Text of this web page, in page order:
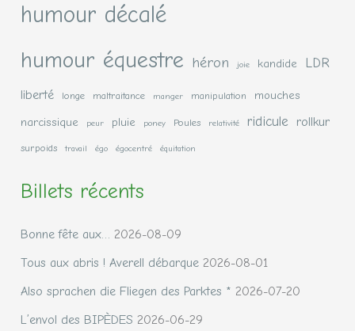
humour décalé
humour équestre héron joie kandide LDR
liberté longe maltraitance manger manipulation
mouches
narcissique
peur pluie poney Poules relativité ridicule rollkur
surpoids travail égo égocentré équitation
Billets récents
Bonne fête aux… 2026-08-09
Tous aux abris ! Averell débarque 2026-08-01
Also sprachen die Fliegen des Parktes * 2026-07-20
L’envol des BIPÈDES 2026-06-29